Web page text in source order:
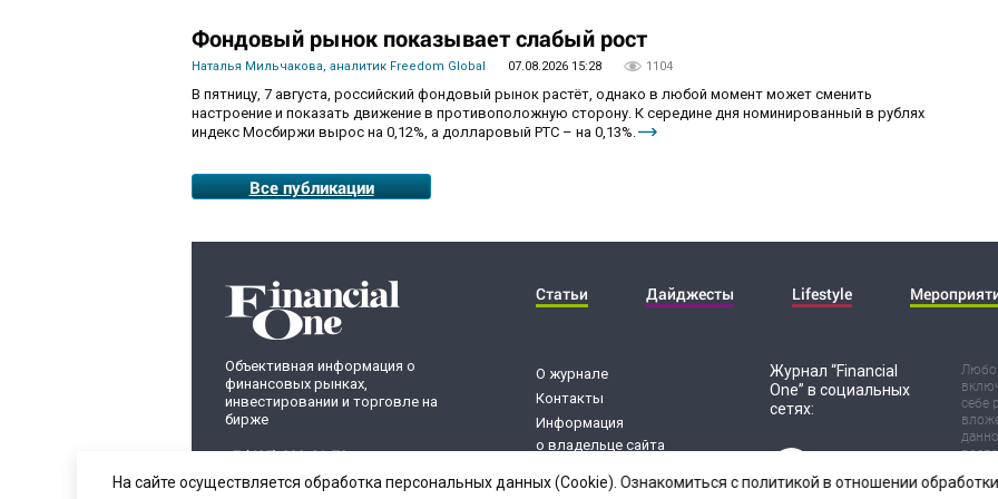
Фондовый рынок показывает слабый рост
Наталья Мильчакова, аналитик Freedom Global 07.08.2026 15:28 1104
В пятницу, 7 августа, российский фондовый рынок растёт, однако в любой момент может сменить
настроение и показать движение в противоположную сторону. К середине дня номинированный в рублях
индекс Мосбиржи вырос на 0,12%, а долларовый РТС – на 0,13%.
Все публикации
Объективная информация о
финансовых рынках,
инвестировании и торговле на
бирже
+7 (495) 899-01-70
info@fomag.ru
Статьи Дайджесты Lifestyle
О журнале
Контакты
Информация
о владельце сайта
персональных данных
Журнал “Financial
One” в социальных
сетях:
себе
риск
На сайте осуществляется обработка персональных данных (Cookie). Ознакомиться с политикой в отношении